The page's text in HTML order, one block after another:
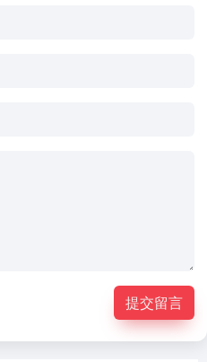
提交留言